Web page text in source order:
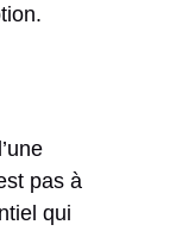
pas à
qui